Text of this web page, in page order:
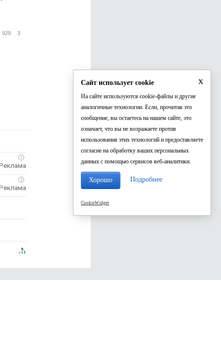
929 3
i
i
x
Сайт использует cookie
На сайте используются cookie-файлы и другие
аналогичные технологии. Если, прочитав это
сообщение, вы остаетесь на нашем сайте, это
означает, что вы не возражаете против
использования этих технологий и предоставляете
согласие на обработку ваших персональных
данных с помощью сервисов веб-аналитики.
Хорошо Подробнее
CookieWidget